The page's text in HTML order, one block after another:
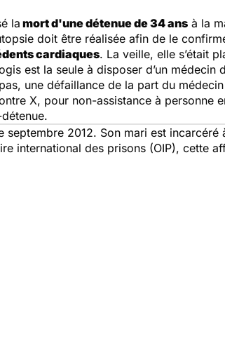
la mort d'une détenue de 34 ans à la
doit être réalisée afin de le
cardiaques. La veille, elle s’était
est la seule à disposer d’un médecin
une défaillance de la part du
X, pour non-assistance à personne
2012. Son mari est incarcéré
international des prisons (OIP), cette